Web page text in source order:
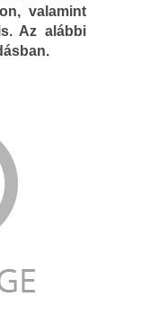
valamint
Az alábbi